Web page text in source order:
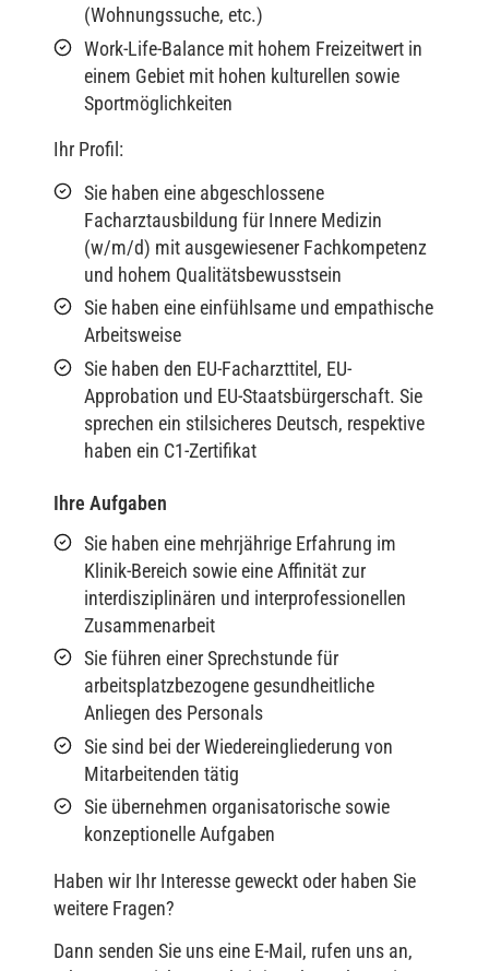
(Wohnungssuche, etc.)
Work-Life-Balance mit hohem Freizeitwert in
einem Gebiet mit hohen kulturellen sowie
Sportmöglichkeiten
Ihr Profil:
Sie haben eine abgeschlossene
Facharztausbildung für Innere Medizin
(w/m/d) mit ausgewiesener Fachkompetenz
und hohem Qualitätsbewusstsein
Sie haben eine einfühlsame und empathische
Arbeitsweise
Sie haben den EU-Facharzttitel, EU-
Approbation und EU-Staatsbürgerschaft. Sie
sprechen ein stilsicheres Deutsch, respektive
haben ein C1-Zertifikat
Ihre Aufgaben
Sie haben eine mehrjährige Erfahrung im
Klinik-Bereich sowie eine Affinität zur
interdisziplinären und interprofessionellen
Zusammenarbeit
Sie führen einer Sprechstunde für
arbeitsplatzbezogene gesundheitliche
Anliegen des Personals
Sie sind bei der Wiedereingliederung von
Mitarbeitenden tätig
Sie übernehmen organisatorische sowie
konzeptionelle Aufgaben
Haben wir Ihr Interesse geweckt oder haben Sie
weitere Fragen?
Dann senden Sie uns eine E-Mail, rufen uns an,